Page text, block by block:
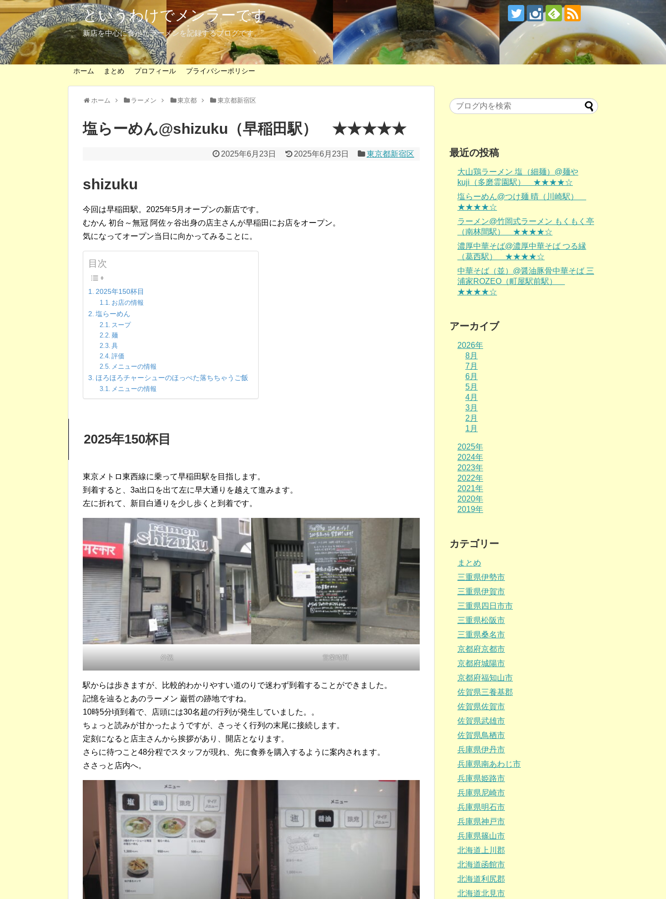
というわけでメンラーです
新店を中心に食べたラーメンを記録するブログです。
ホーム まとめ プロフィール プライバシーポリシー
ホーム ラーメン 東京都 東京都新宿区
塩らーめん@shizuku（早稲田駅） ★★★★★
2025年6月23日 2025年6月23日 東京都新宿区
shizuku
今回は早稲田駅。2025年5月オープンの新店です。
むかん 初台～無冠 阿佐ヶ谷出身の店主さんが早稲田にお店をオープン。
気になってオープン当日に向かってみることに。
目次
2025年150杯目
お店の情報
塩らーめん
スープ
麺
具
評価
メニューの情報
ほろほろチャーシューのほっぺた落ちちゃうご飯
メニューの情報
2025年150杯目
東京メトロ東西線に乗って早稲田駅を目指します。
到着すると、3a出口を出て左に早大通りを越えて進みます。
左に折れて、新目白通りを少し歩くと到着です。
外観 営業時間
駅からは歩きますが、比較的わかりやすい道のりで迷わず到着することができました。
記憶を辿るとあのラーメン 巌哲の跡地ですね。
10時5分頃到着で、店頭には30名超の行列が発生していました。。
ちょっと読みが甘かったようですが、さっそく行列の末尾に接続します。
定刻になると店主さんから挨拶があり、開店となります。
さらに待つこと48分程でスタッフが現れ、先に食券を購入するように案内されます。
ささっと店内へ。
最近の投稿
大山鶏ラーメン 塩（細麺）@麺や
kuji（多磨霊園駅） ★★★★☆
塩らーめん@つけ麺 晴（川崎駅）
★★★★☆
ラーメン@竹岡式ラーメン もくもく亭
（南林間駅） ★★★★☆
濃厚中華そば@濃厚中華そば つる縁
（葛西駅） ★★★★☆
中華そば（並）@醤油豚骨中華そば 三
浦家ROZEO（町屋駅前駅）
★★★★☆
アーカイブ
2026年
8月
7月
6月
5月
4月
3月
2月
1月
2025年
2024年
2023年
2022年
2021年
2020年
2019年
カテゴリー
まとめ
三重県伊勢市
三重県伊賀市
三重県四日市市
三重県松阪市
三重県桑名市
京都府京都市
京都府城陽市
京都府福知山市
佐賀県三養基郡
佐賀県佐賀市
佐賀県武雄市
佐賀県鳥栖市
兵庫県伊丹市
兵庫県南あわじ市
兵庫県姫路市
兵庫県尼崎市
兵庫県明石市
兵庫県神戸市
兵庫県篠山市
北海道上川郡
北海道函館市
北海道利尻郡
北海道北見市